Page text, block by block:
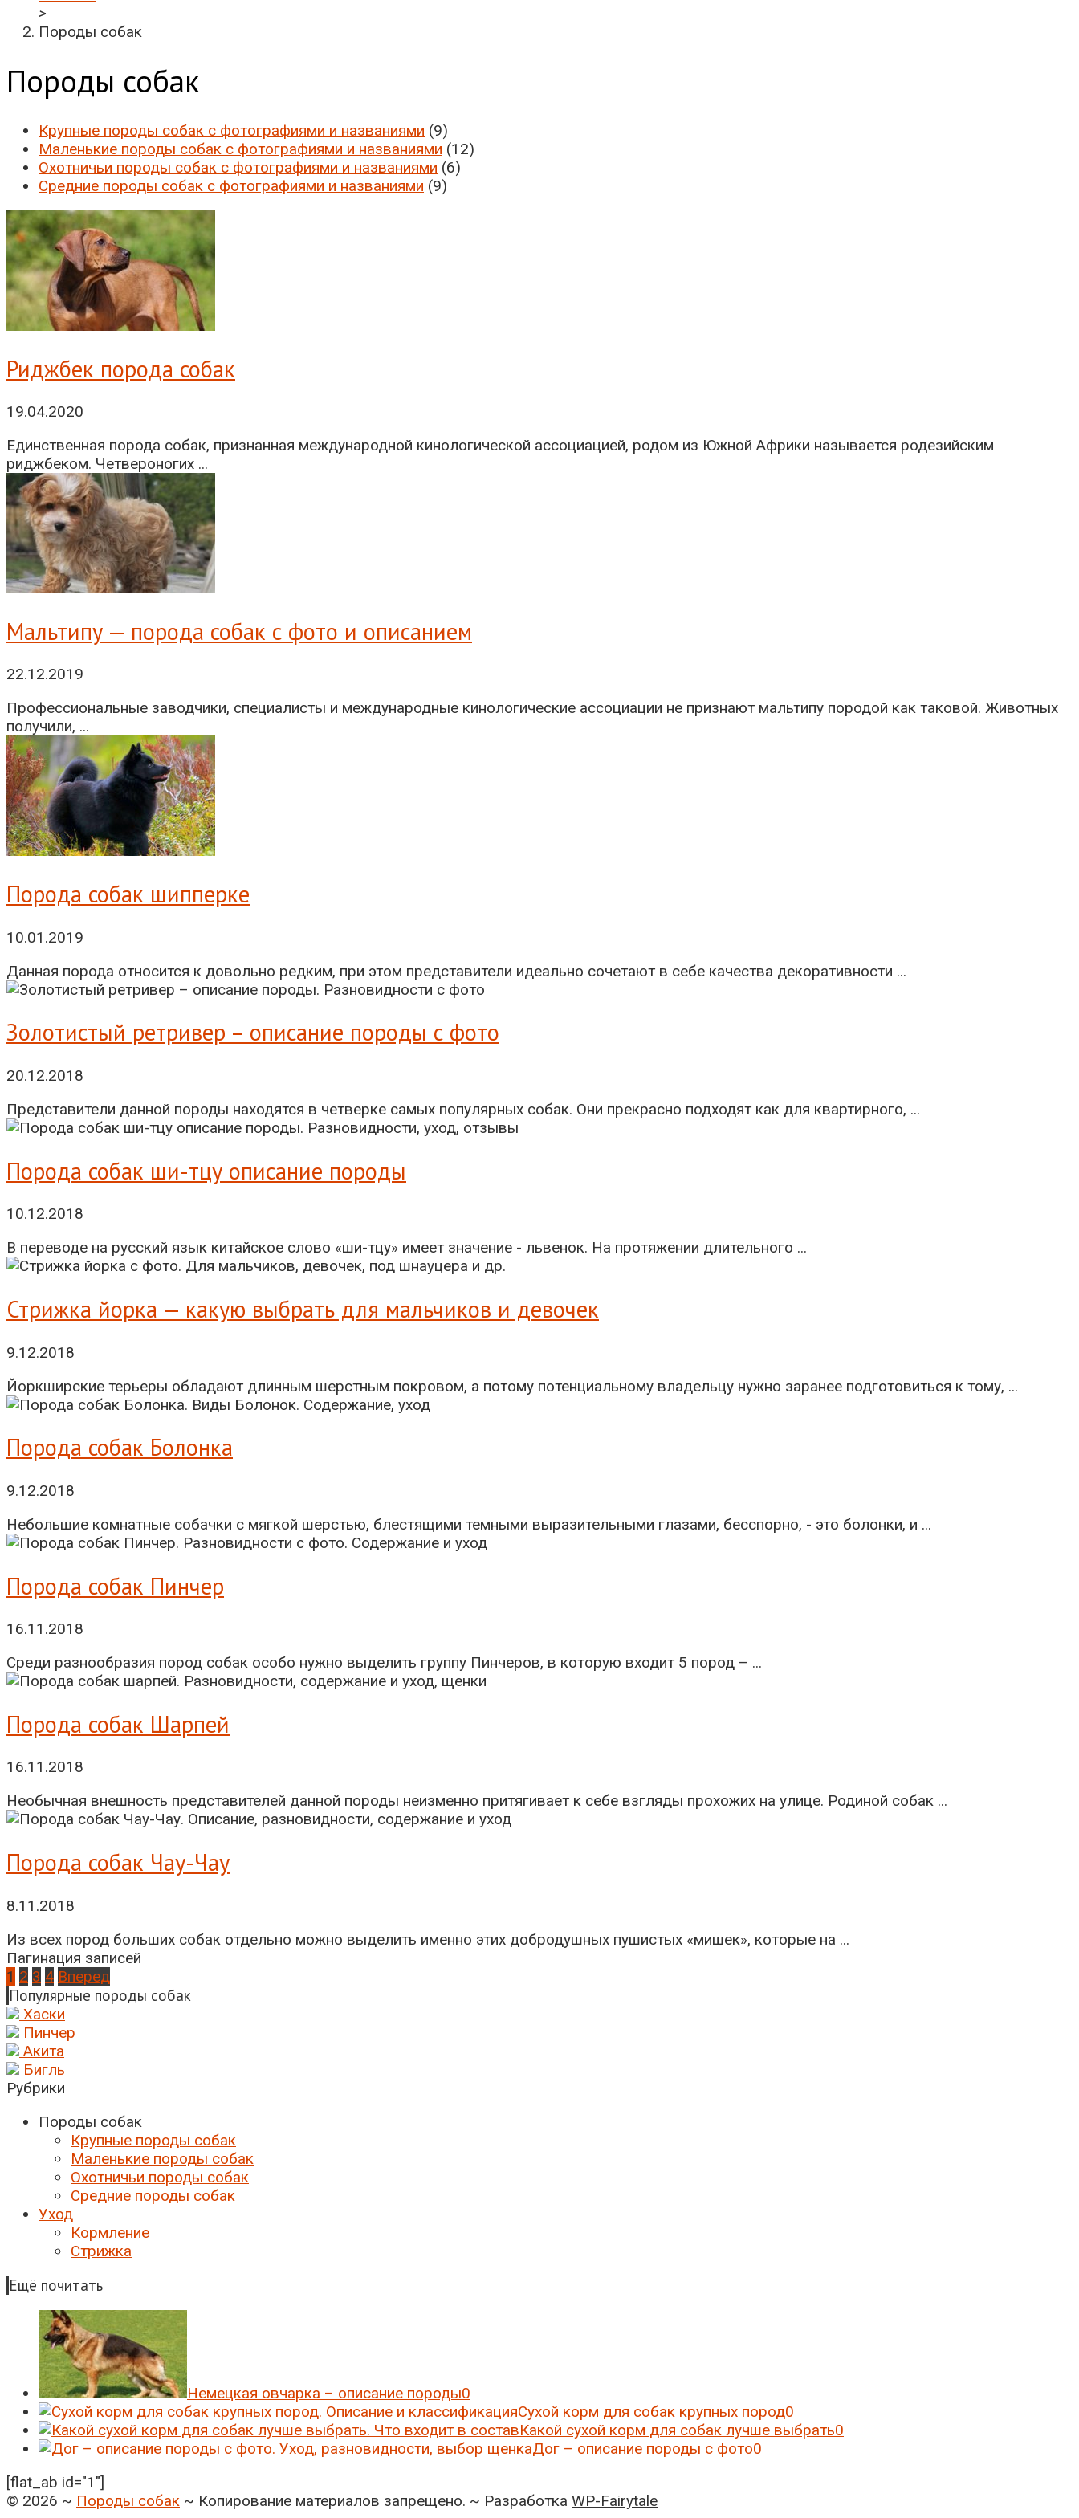
>
Породы собак
Породы собак
Крупные породы собак с фотографиями и названиями (9)
Маленькие породы собак с фотографиями и названиями (12)
Охотничьи породы собак с фотографиями и названиями (6)
Средние породы собак с фотографиями и названиями (9)
Риджбек порода собак
19.04.2020
Единственная порода собак, признанная международной кинологической ассоциацией, родом из Южной Африки называется родезийским
риджбеком. Четвероногих ...
Мальтипу — порода собак с фото и описанием
22.12.2019
Профессиональные заводчики, специалисты и международные кинологические ассоциации не признают мальтипу породой как таковой. Животных
получили, ...
Порода собак шипперке
10.01.2019
Данная порода относится к довольно редким, при этом представители идеально сочетают в себе качества декоративности ...
Золотистый ретривер – описание породы с фото
20.12.2018
Представители данной породы находятся в четверке самых популярных собак. Они прекрасно подходят как для квартирного, ...
Порода собак ши-тцу описание породы
10.12.2018
В переводе на русский язык китайское слово «ши-тцу» имеет значение - львенок. На протяжении длительного ...
Стрижка йорка — какую выбрать для мальчиков и девочек
9.12.2018
Йоркширские терьеры обладают длинным шерстным покровом, а потому потенциальному владельцу нужно заранее подготовиться к тому, ...
Порода собак Болонка
9.12.2018
Небольшие комнатные собачки с мягкой шерстью, блестящими темными выразительными глазами, бесспорно, - это болонки, и ...
Порода собак Пинчер
16.11.2018
Среди разнообразия пород собак особо нужно выделить группу Пинчеров, в которую входит 5 пород – ...
Порода собак Шарпей
16.11.2018
Необычная внешность представителей данной породы неизменно притягивает к себе взгляды прохожих на улице. Родиной собак ...
Порода собак Чау-Чау
8.11.2018
Из всех пород больших собак отдельно можно выделить именно этих добродушных пушистых «мишек», которые на ...
Пагинация записей
1 2 3 4 Вперед
Популярные породы собак
Хаски
Пинчер
Акита
Бигль
Рубрики
Породы собак
Крупные породы собак
Маленькие породы собак
Охотничьи породы собак
Средние породы собак
Уход
Кормление
Стрижка
Ещё почитать
Немецкая овчарка – описание породы0
Сухой корм для собак крупных пород0
Какой сухой корм для собак лучше выбрать0
Дог – описание породы с фото0
[flat_ab id="1"]
© 2026 ~ Породы собак ~ Копирование материалов запрещено. ~ Разработка WP-Fairytale